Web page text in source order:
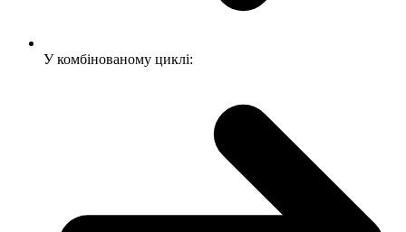
У комбінованому циклі: